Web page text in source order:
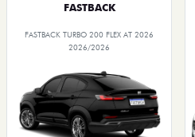
FASTBACK
FASTBACK TURBO 200 FLEX AT 2026
2026/2026